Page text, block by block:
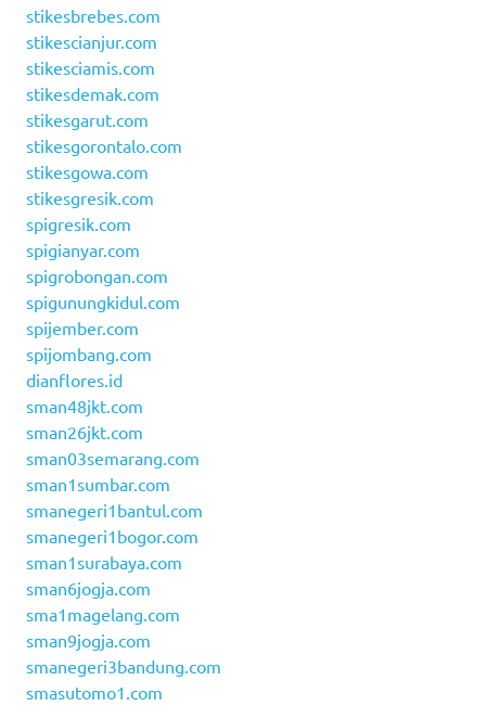
stikesbrebes.com
stikescianjur.com
stikesciamis.com
stikesdemak.com
stikesgarut.com
stikesgorontalo.com
stikesgowa.com
stikesgresik.com
spigresik.com
spigianyar.com
spigrobongan.com
spigunungkidul.com
spijember.com
spijombang.com
dianflores.id
sman48jkt.com
sman26jkt.com
sman03semarang.com
sman1sumbar.com
smanegeri1bantul.com
smanegeri1bogor.com
sman1surabaya.com
sman6jogja.com
sma1magelang.com
sman9jogja.com
smanegeri3bandung.com
smasutomo1.com